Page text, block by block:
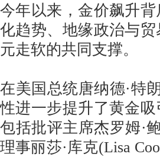
今年以来，金价飙升
化趋势、地缘政治与
元走软的共同支撑。
在美国总统唐纳德·特
性进一步提升了黄金
包括批评主席杰罗姆·
理事丽莎·库克(Lisa